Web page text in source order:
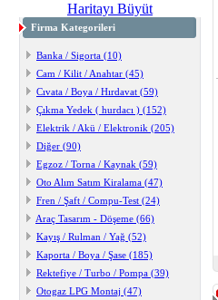
Haritayı Büyüt
Firma Kategorileri
Banka / Sigorta (10)
Cam / Kilit / Anahtar (45)
Cıvata / Boya / Hırdavat (59)
Çıkma Yedek ( hurdacı ) (152)
Elektrik / Akü / Elektronik (205)
Diğer (90)
Egzoz / Torna / Kaynak (59)
Oto Alım Satım Kiralama (47)
Fren / Şaft / Compu-Test (24)
Araç Tasarım - Döşeme (66)
Kayış / Rulman / Yağ (52)
Kaporta / Boya / Şase (185)
Rektefiye / Turbo / Pompa (39)
Otogaz LPG Montaj (47)